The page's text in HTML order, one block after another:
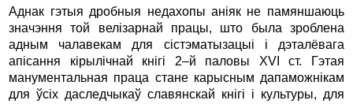
Аднак гэтыя дробныя недахопы аніяк не памяншаюць
значэння той велізарнай працы, што была зроблена
адным чалавекам для сістэматызацыі і дэталёвага
апісання кірылічнай кнігі 2–й паловы XVI ст. Гэтая
манументальная праца стане карысным дапаможнікам
для ўсіх даследчыкаў славянскай кнігі і культуры, для